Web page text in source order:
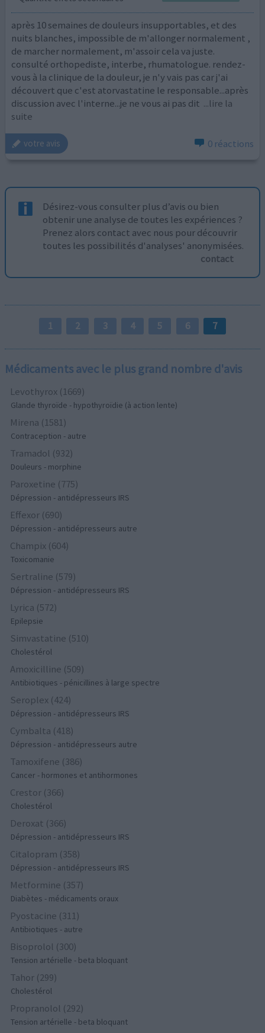
après 10 semaines de douleurs insupportables, et des
nuits blanches, impossible de m'allonger normalement ,
de marcher normalement, m'assoir cela va juste.
consulté orthopediste, interbe, rhumatologue. rendez-
vous à la clinique de la douleur, je n'y vais pas car j'ai
découvert que c'est atorvastatine le responsable...après
discussion avec l'interne...je ne vous ai pas dit ...lire la
suite
votre avis 0 réactions
Désirez-vous consulter plus d’avis ou bien
obtenir une analyse de toutes les expériences ?
Prenez alors contact avec nous pour découvrir
toutes les possibilités d'analyses' anonymisées.
contact
1 2 3 4 5 6 7
Médicaments avec le plus grand nombre d'avis
Levothyrox (1669)
Glande thyroïde - hypothyroïdie (à action lente)
Mirena (1581)
Contraception - autre
Tramadol (932)
Douleurs - morphine
Paroxetine (775)
Dépression - antidépresseurs IRS
Effexor (690)
Dépression - antidépresseurs autre
Champix (604)
Toxicomanie
Sertraline (579)
Dépression - antidépresseurs IRS
Lyrica (572)
Epilepsie
Simvastatine (510)
Cholestérol
Amoxicilline (509)
Antibiotiques - pénicillines à large spectre
Seroplex (424)
Dépression - antidépresseurs IRS
Cymbalta (418)
Dépression - antidépresseurs autre
Tamoxifene (386)
Cancer - hormones et antihormones
Crestor (366)
Cholestérol
Deroxat (366)
Dépression - antidépresseurs IRS
Citalopram (358)
Dépression - antidépresseurs IRS
Metformine (357)
Diabètes - médicaments oraux
Pyostacine (311)
Antibiotiques - autre
Bisoprolol (300)
Tension artérielle - beta bloquant
Tahor (299)
Cholestérol
Propranolol (292)
Tension artérielle - beta bloquant